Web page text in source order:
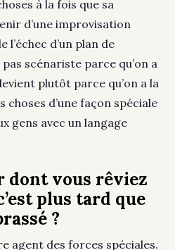
à la fois que sa
d’une improvisation
l’échec d’un plan de
scénariste parce qu’on a
plutôt parce qu’on a la
d’une façon spéciale
gens avec un langage
dont vous rêviez
plus tard que
?
agent des forces spéciales.